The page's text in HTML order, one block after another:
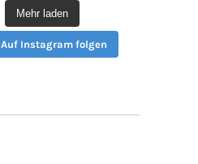
Mehr laden
Auf Instagram folgen